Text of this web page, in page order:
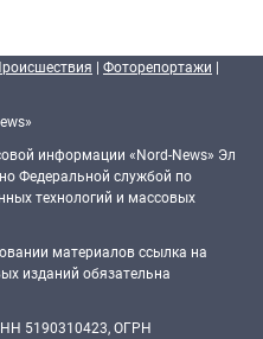
| Фоторепортажи |
информации «Nord-News» Эл
Федеральной службой по
технологий и массовых
материалов ссылка на
изданий обязательна
5190310423, ОГРН